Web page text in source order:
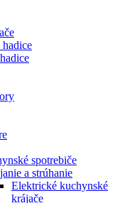
spotrebiče
a strúhanie
Elektrické kuchynské
krájače